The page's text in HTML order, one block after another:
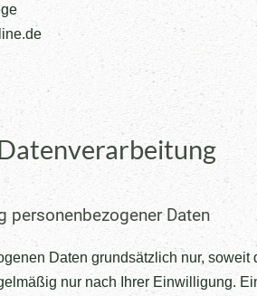
personenbezogener Daten
Daten grundsätzlich nur,
nur nach Ihrer Einwilligung.